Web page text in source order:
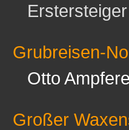
Grubreisen-
Otto
Großer